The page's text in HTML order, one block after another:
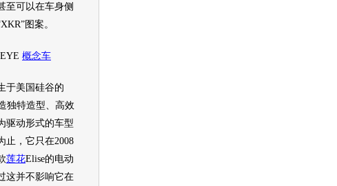
至可以在车身侧
图案。
概念车
美国硅谷的
独特造型、高效
驱动形式的车型
止，它只在2008
莲花Elise的电动
这并不影响它在